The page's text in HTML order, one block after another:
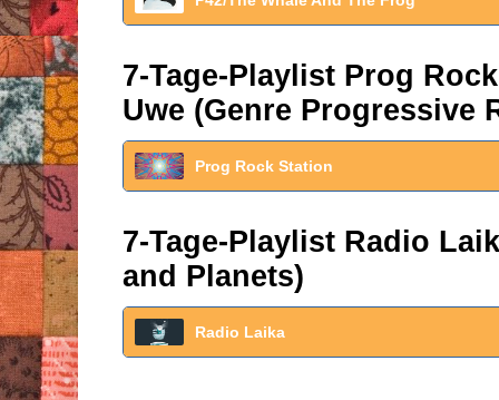
7-Tage-Playlist Prog
Uwe (Genre Progressive
Prog Rock Station
7-Tage-Playlist Radio
and Planets)
Radio Laika